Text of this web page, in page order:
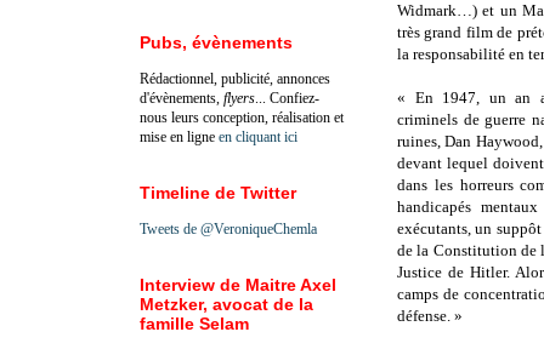
Widmark…) et un
très grand film de
la responsabilité en
« En 1947, un an
criminels de guerre
ruines, Dan
devant lequel
dans les horreurs
handicapés
exécutants, un
de la Constitution de
Justice de Hitler.
camps de
défense. »
Pubs, évènements
Rédactionnel, publicité, annonces
d'évènements, flyers ... Confiez-
nous leurs conception, réalisation et
mise en ligne en cliquant ici
Timeline de Twitter
Tweets de @VeroniqueChemla
Interview de Maitre Axel
Metzker, avocat de la
famille Selam